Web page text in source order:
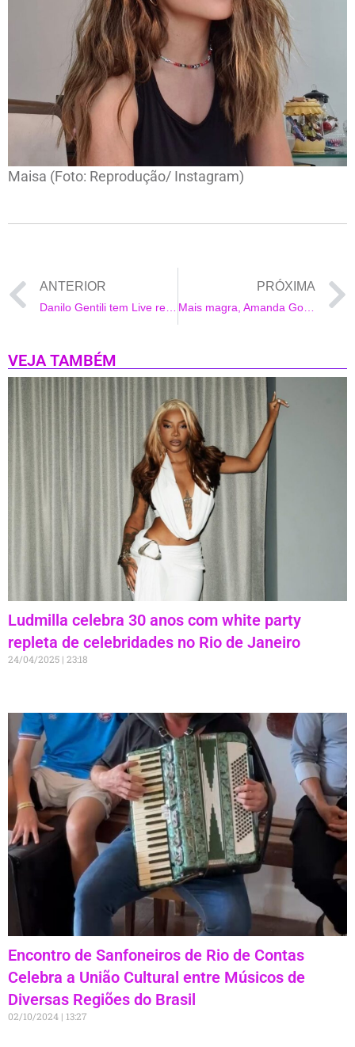
Maisa (Foto: Reprodução/ Instagram)
ANTERIOR PRÓXIMA
Mais magra, Amanda Gontijo se exercita na orla da Barra da Tijuca
VEJA TAMBÉM
Ludmilla celebra 30 anos com white party
repleta de celebridades no Rio de Janeiro
24/04/2025 23:18
Encontro de Sanfoneiros de Rio de Contas
Celebra a União Cultural entre Músicos de
Diversas Regiões do Brasil
02/10/2024 13:27